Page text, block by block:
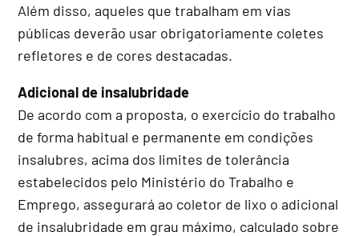
Além disso, aqueles que trabalham em vias
públicas deverão usar obrigatoriamente coletes
refletores e de cores destacadas.
Adicional de insalubridade
De acordo com a proposta, o exercício do trabalho
de forma habitual e permanente em condições
insalubres, acima dos limites de tolerância
estabelecidos pelo Ministério do Trabalho e
Emprego, assegurará ao coletor de lixo o adicional
de insalubridade em grau máximo, calculado sobre